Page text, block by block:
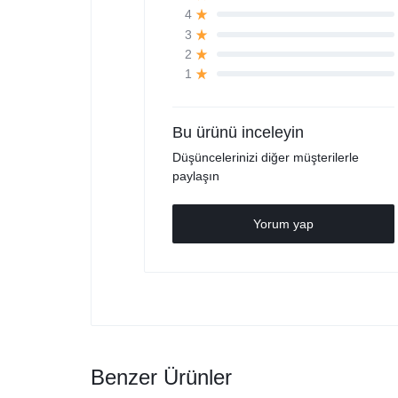
4
3
2
1
Bu ürünü inceleyin
Düşüncelerinizi diğer müşterilerle
paylaşın
Yorum yap
Benzer Ürünler